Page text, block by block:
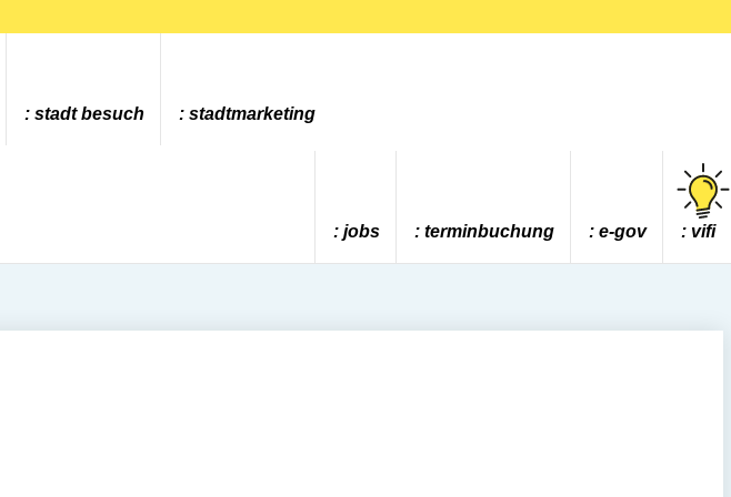
stadt besuch stadtmarketing
jobs terminbuchung e-gov vifi